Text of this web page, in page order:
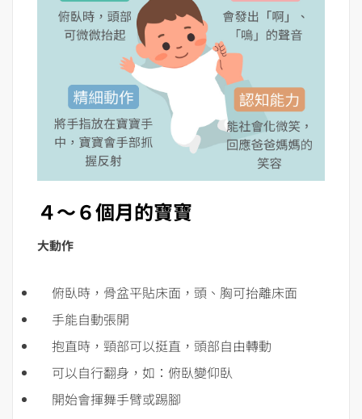
４～６個月的寶寶
大動作
俯臥時，骨盆平貼床面，頭、胸可抬離床面
手能自動張開
抱直時，頸部可以挺直，頭部自由轉動
可以自行翻身，如：俯臥變仰臥
開始會揮舞手臂或踢腳